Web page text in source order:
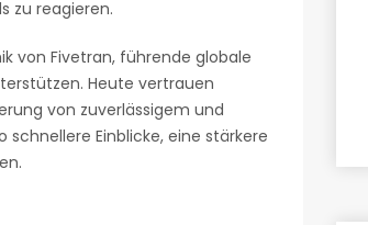
zu reagieren.
von Fivetran, führende globale
Heute vertrauen
von zuverlässigem und
Einblicke, eine stärkere